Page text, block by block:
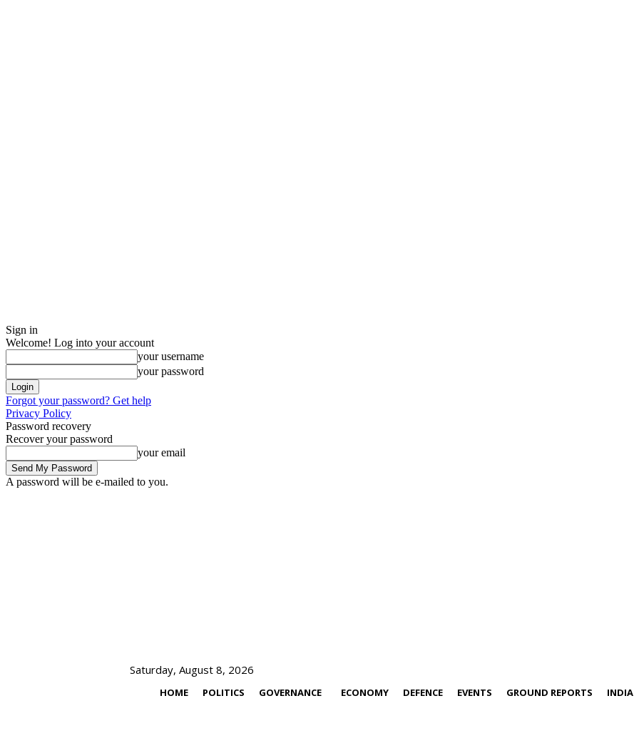
Sign in
Welcome! Log into your account
your username
your password
Forgot your password? Get help
Privacy Policy
Password recovery
Recover your password
your email
A password will be e-mailed to you.
Saturday, August 8, 2026
HOME POLITICS GOVERNANCE ECONOMY DEFENCE EVENTS GROUND REPORTS INDIA